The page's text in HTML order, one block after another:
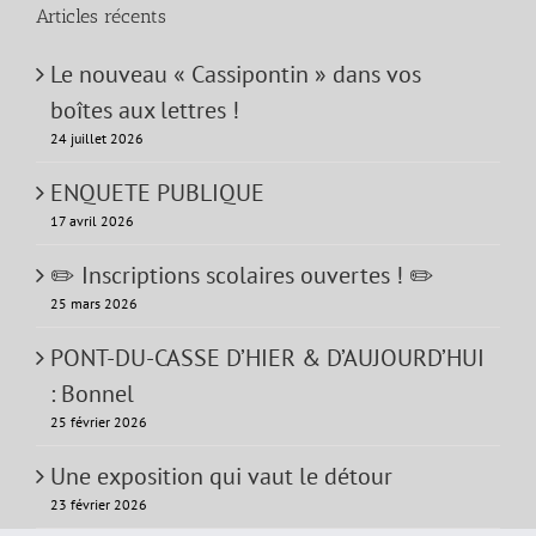
Articles récents
Le nouveau « Cassipontin » dans vos
boîtes aux lettres !
24 juillet 2026
ENQUETE PUBLIQUE
17 avril 2026
✏️ Inscriptions scolaires ouvertes ! ✏️
25 mars 2026
PONT-DU-CASSE D’HIER & D’AUJOURD’HUI
: Bonnel
25 février 2026
Une exposition qui vaut le détour
23 février 2026